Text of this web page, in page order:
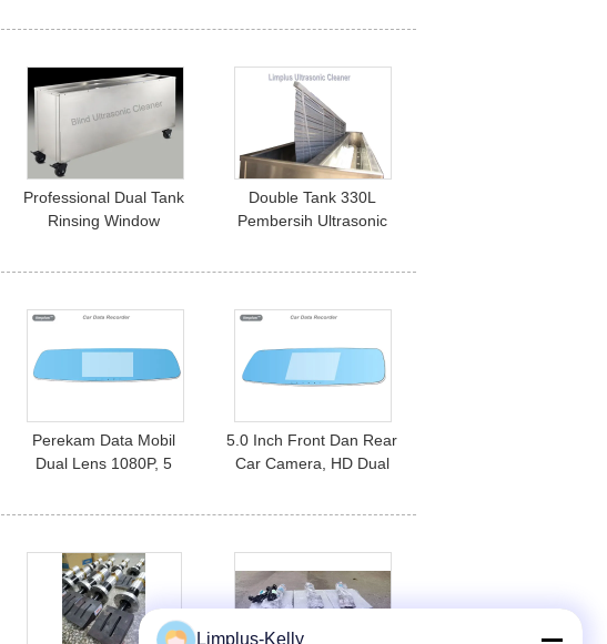
Professional Dual Tank
Rinsing Window
Double Tank 330L
Pembersih Ultrasonic
Perekam Data Mobil
Dual Lens 1080P, 5
5.0 Inch Front Dan Rear
Car Camera, HD Dual
Limplus-Kelly